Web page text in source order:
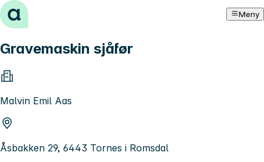
Hopp til innhold Meny
Gravemaskin sjåfør
Malvin Emil Aas
Åsbakken 29, 6443 Tornes i Romsdal